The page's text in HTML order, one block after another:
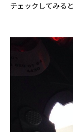
チェックしてみる